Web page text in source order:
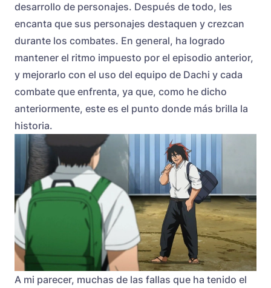
desarrollo de personajes. Después de todo, les
encanta que sus personajes destaquen y crezcan
durante los combates. En general, ha logrado
mantener el ritmo impuesto por el episodio anterior,
y mejorarlo con el uso del equipo de Dachi y cada
combate que enfrenta, ya que, como he dicho
anteriormente, este es el punto donde más brilla la
historia.
A mi parecer, muchas de las fallas que ha tenido el